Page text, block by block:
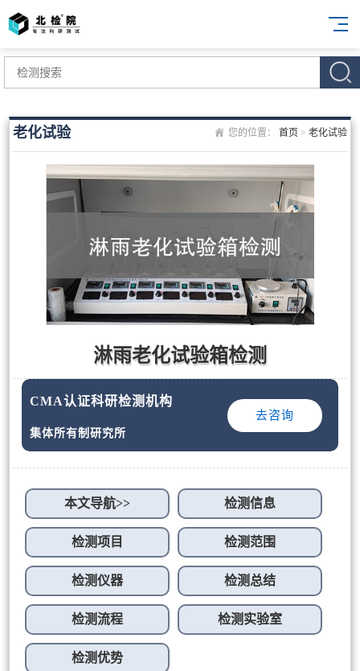
您的位置： 首页 > 老化试验
老化试验
淋雨老化试验箱检测
CMA认证科研检测机构
集体所有制研究所
去咨询
本文导航>> 检测信息
检测项目 检测范围
检测仪器 检测总结
检测流程 检测实验室
检测优势